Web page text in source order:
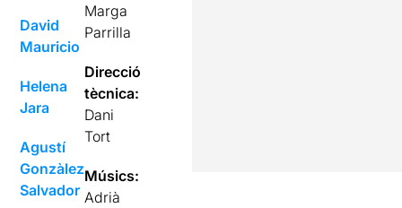
David
Mauricio
Helena
Jara
Agustí
Gonzàlez
Salvador
Marga
Parrilla
Direcció
tècnica:
Dani
Tort
Músics:
Adrià